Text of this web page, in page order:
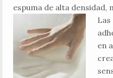
espuma de alta densidad,
Las
en